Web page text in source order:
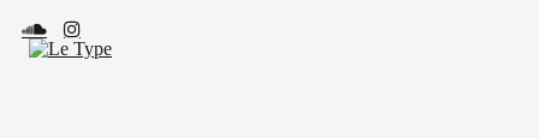
Skip
to
content